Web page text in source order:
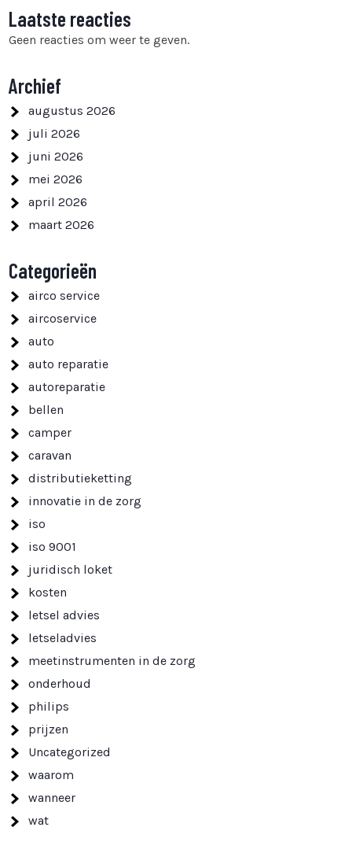
Laatste reacties
Geen reacties om weer te geven.
Archief
augustus 2026
juli 2026
juni 2026
mei 2026
april 2026
maart 2026
Categorieën
airco service
aircoservice
auto
auto reparatie
autoreparatie
bellen
camper
caravan
distributieketting
innovatie in de zorg
iso
iso 9001
juridisch loket
kosten
letsel advies
letseladvies
meetinstrumenten in de zorg
onderhoud
philips
prijzen
Uncategorized
waarom
wanneer
wat